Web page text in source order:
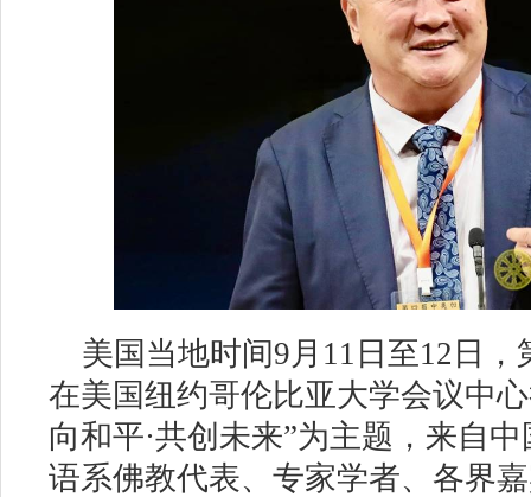
美国当地时间9月 11 日至12 日，
在美国纽约哥伦比亚大学会议中
向和平·共创未来”为主题，来自
语系佛教代表、专家学者、各界